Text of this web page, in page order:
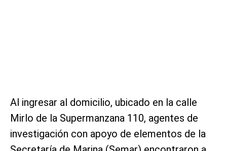
Al ingresar al domicilio, ubicado en la calle
Mirlo de la Supermanzana 110, agentes de
investigación con apoyo de elementos de la